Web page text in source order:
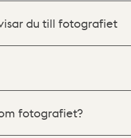
du till fotografiet
fotografiet?